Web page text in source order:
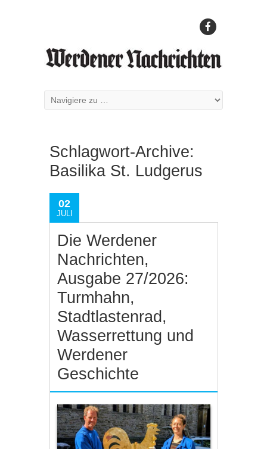
Schlagwort-Archive:
Basilika St. Ludgerus
02
JULI
Die Werdener
Nachrichten,
Ausgabe 27/2026:
Turmhahn,
Stadtlastenrad,
Wasserrettung und
Werdener
Geschichte